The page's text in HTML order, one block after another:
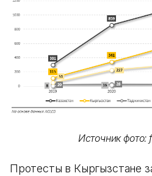
Источник фото:
Протесты в Кыргызстане